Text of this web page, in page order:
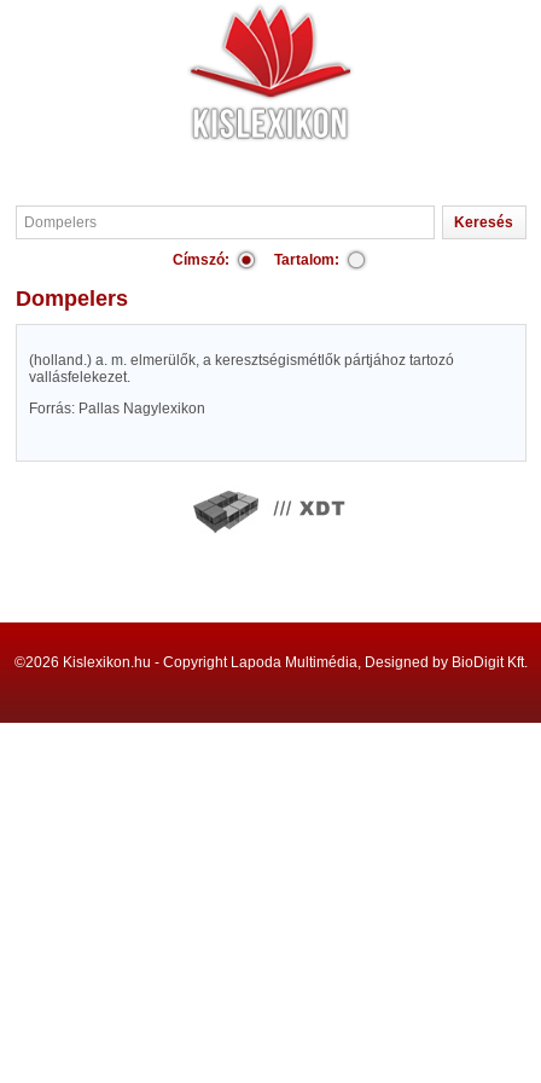
Címszó: Tartalom:
Dompelers
(holland.) a. m. elmerülők, a keresztségismétlők pártjához tartozó
vallásfelekezet.
Forrás: Pallas Nagylexikon
©2026 Kislexikon.hu - Copyright Lapoda Multimédia, Designed by BioDigit Kft.